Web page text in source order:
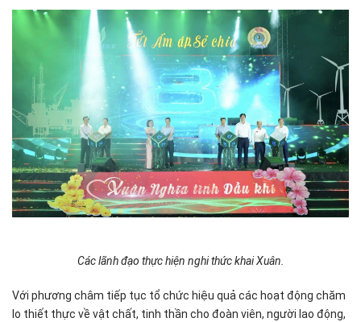
Các lãnh đạo thực hiện nghi thức khai Xuân.
Với phương châm tiếp tục tổ chức hiệu quả các hoạt động chăm
lo thiết thực về vật chất, tinh thần cho đoàn viên, người lao động,